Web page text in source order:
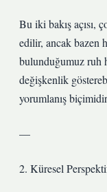
Bu iki bakış açısı,
edilir, ancak bazen
bulunduğumuz ruh
değişkenlik
yorumlanış
—
2. Küresel